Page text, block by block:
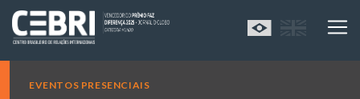
EVENTOS PRESENCIAIS